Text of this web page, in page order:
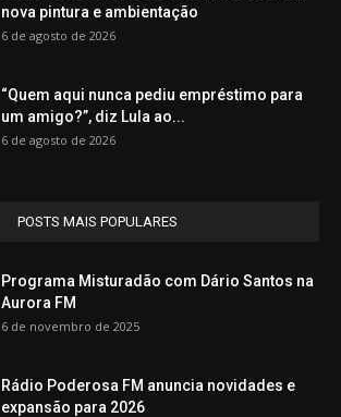
nova pintura e ambientação
6 de agosto de 2026
“Quem aqui nunca pediu empréstimo para
um amigo?”, diz Lula ao...
6 de agosto de 2026
POSTS MAIS POPULARES
Programa Misturadão com Dário Santos na
Aurora FM
6 de novembro de 2025
Rádio Poderosa FM anuncia novidades e
expansão para 2026